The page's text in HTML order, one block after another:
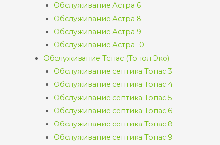
Обслуживание Астра 6
Обслуживание Астра 8
Обслуживание Астра 9
Обслуживание Астра 10
Обслуживание Топас (Топол Эко)
Обслуживание септика Топас 3
Обслуживание септика Топас 4
Обслуживание септика Топас 5
Обслуживание септика Топас 6
Обслуживание септика Топас 8
Обслуживание септика Топас 9